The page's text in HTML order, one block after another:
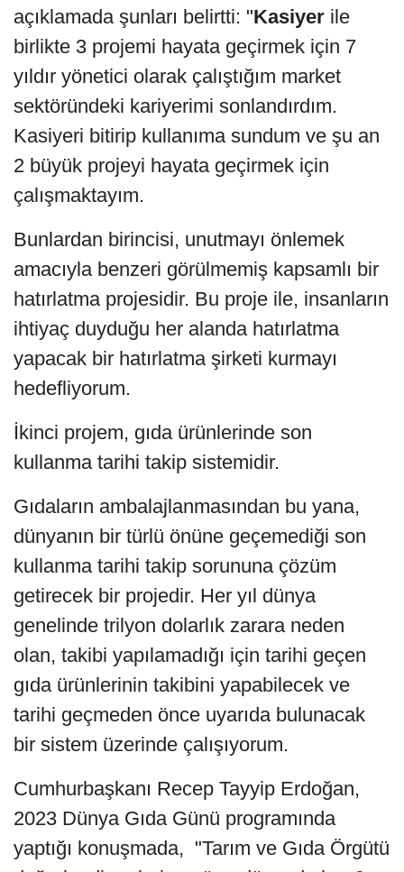
açıklamada şunları belirtti: "Kasiyer ile
birlikte 3 projemi hayata geçirmek için 7
yıldır yönetici olarak çalıştığım market
sektöründeki kariyerimi sonlandırdım.
Kasiyeri bitirip kullanıma sundum ve şu an
2 büyük projeyi hayata geçirmek için
çalışmaktayım.
Bunlardan birincisi, unutmayı önlemek
amacıyla benzeri görülmemiş kapsamlı bir
hatırlatma projesidir. Bu proje ile, insanların
ihtiyaç duyduğu her alanda hatırlatma
yapacak bir hatırlatma şirketi kurmayı
hedefliyorum.
İkinci projem, gıda ürünlerinde son
kullanma tarihi takip sistemidir.
Gıdaların ambalajlanmasından bu yana,
dünyanın bir türlü önüne geçemediği son
kullanma tarihi takip sorununa çözüm
getirecek bir projedir. Her yıl dünya
genelinde trilyon dolarlık zarara neden
olan, takibi yapılamadığı için tarihi geçen
gıda ürünlerinin takibini yapabilecek ve
tarihi geçmeden önce uyarıda bulunacak
bir sistem üzerinde çalışıyorum.
Cumhurbaşkanı Recep Tayyip Erdoğan,
2023 Dünya Gıda Günü programında
yaptığı konuşmada, "Tarım ve Gıda Örgütü